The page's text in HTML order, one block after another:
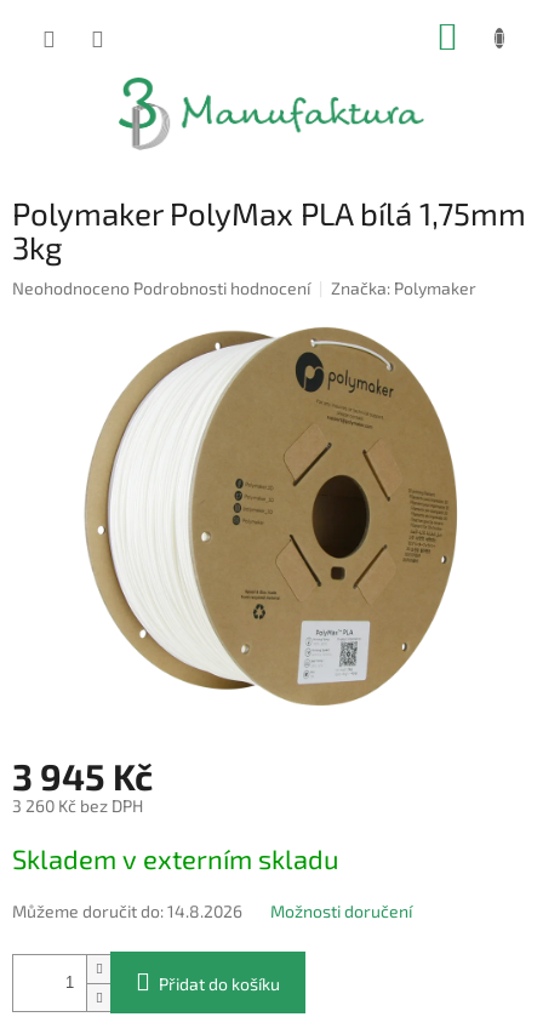
Polymaker PolyMax PLA bílá 1,75mm
3kg
Průměrné
Neohodnoceno Podrobnosti hodnocení Značka: Polymaker
3 945 Kč
3 260 Kč bez DPH
cena:
Skladem v externím skladu
Můžeme doručit do:14.8.2026 Možnosti doručení
Přidat do košíku